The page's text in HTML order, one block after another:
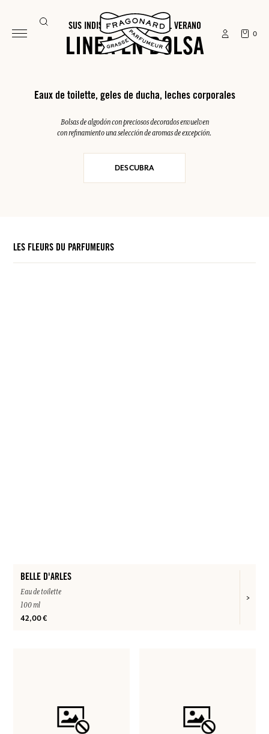
0
SUS INDISPENSABLES PARA EL VERANO
LINEA EN BOLSA
Eaux de toilette, geles de ducha, leches corporales
Bolsas de algodón con preciosos decorados envuelven
con refinamiento una selección de aromas de excepción.
DESCUBRA
LES FLEURS DU PARFUMEURS
BELLE D'ARLES
Eau de toilette
100 ml
42,00 €